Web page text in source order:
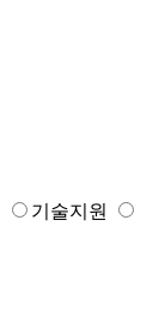
기술지원